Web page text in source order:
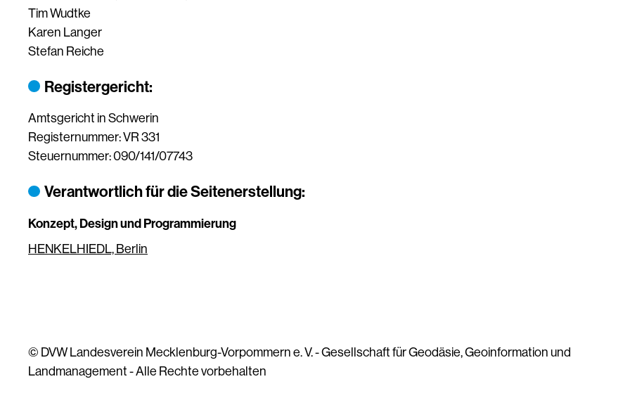
Tim Wudtke
Karen Langer
Stefan Reiche
Registergericht:
Amtsgericht in Schwerin
Registernummer: VR 331
Steuernummer: 090/141/07743
Verantwortlich für die Seitenerstellung:
Konzept, Design und Programmierung
HENKELHIEDL, Berlin
© DVW Landesverein Mecklenburg-Vorpommern e. V. - Gesellschaft für Geodäsie, Geoinformation und
Landmanagement - Alle Rechte vorbehalten